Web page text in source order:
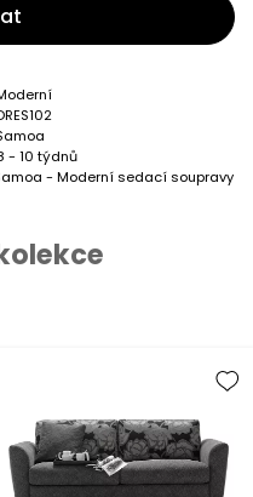
- 10 týdnů
- Moderní sedací soupravy